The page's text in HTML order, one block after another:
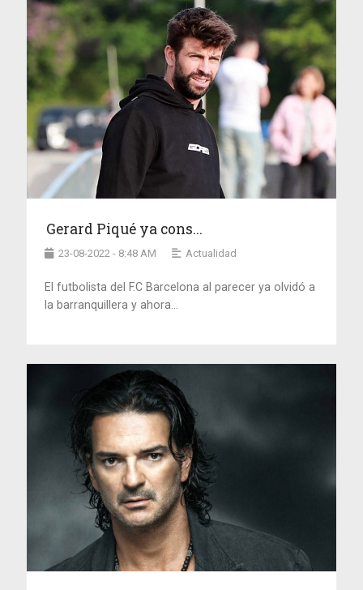
Gerard Piqué ya cons...
23-08-2022 - 8:48 AM Actualidad
El futbolista del F.C Barcelona al parecer ya olvidó a
la barranquillera y ahora...